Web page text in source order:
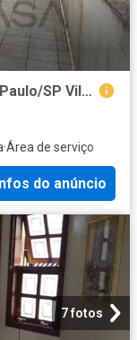
Casa / Sobrado para Venda em São Paulo/SP Vila Zelina 3 Quartos
·Área de serviço
Infos do anúncio
7 fotos